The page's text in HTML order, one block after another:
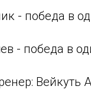
- победа в
- победа в
Вейкуть